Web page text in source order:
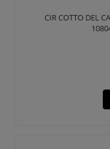
CIR COTTO DEL